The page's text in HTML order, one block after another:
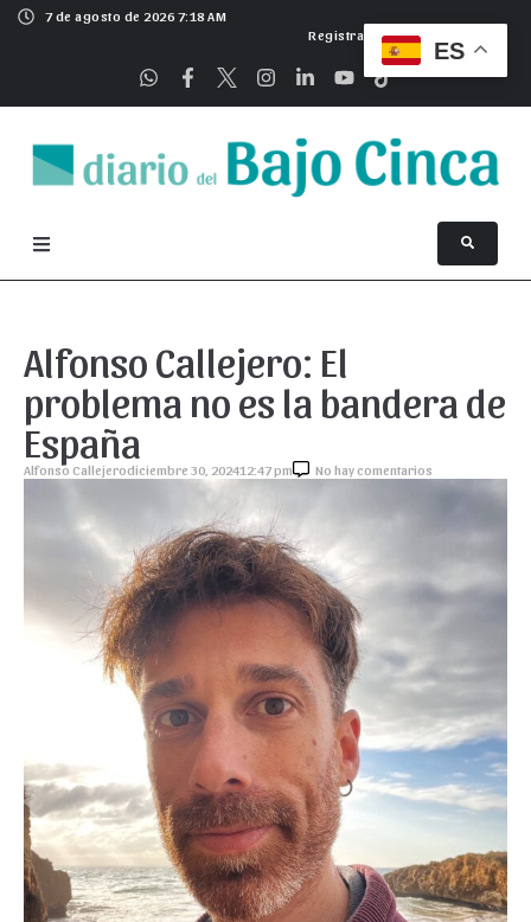
7 de agosto de 2026 7:18 AM
Registrarse
Alfonso Callejero: El
problema no es la bandera de
España
Alfonso Callejerodiciembre 30, 202412:47 pm No hay comentarios
ES